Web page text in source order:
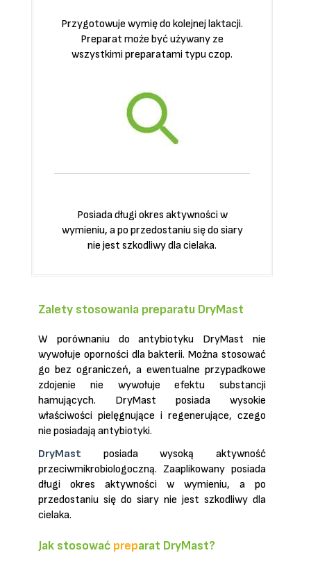
Przygotowuje wymię do kolejnej laktacji.
Preparat może być używany ze
wszystkimi preparatami typu czop.
Posiada długi okres aktywności w
wymieniu, a po przedostaniu się do siary
nie jest szkodliwy dla cielaka.
Zalety stosowania preparatu DryMast
W porównaniu do antybiotyku DryMast nie
wywołuje oporności dla bakterii.Można stosować
go bez ograniczeń, a ewentualne przypadkowe
zdojenie nie wywołujeefektu substancji
hamujących. DryMast posiada wysokie
właściwości pielęgnujące i regenerujące, czego
nie posiadają antybiotyki.
DryMast
posiada wysoką aktywność
przeciwmikrobiologoczną. Zaaplikowany posiada
długi okres aktywności w wymieniu, a po
przedostaniu się do siary nie jest szkodliwy dla
cielaka.
Jak stosować preparat DryMast?